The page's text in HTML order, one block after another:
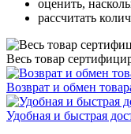
оценить,
рассчитать
Весь товар
Возврат и обмен
Удобная и быстрая